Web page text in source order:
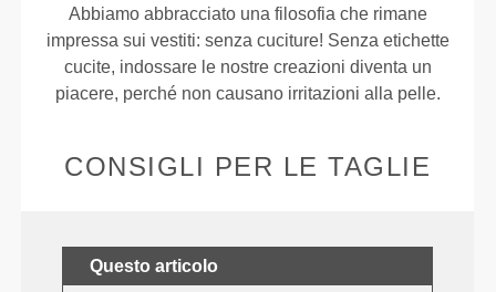
Abbiamo abbracciato una filosofia che rimane
impressa sui vestiti: senza cuciture! Senza etichette
cucite, indossare le nostre creazioni diventa un
piacere, perché non causano irritazioni alla pelle.
CONSIGLI PER LE TAGLIE
Questo articolo